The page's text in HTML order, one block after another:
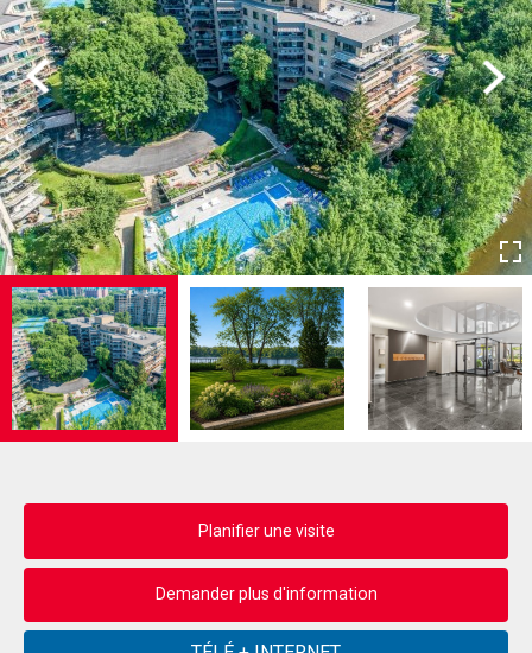
Previous Next
Planifier une visite
Demander plus d'information